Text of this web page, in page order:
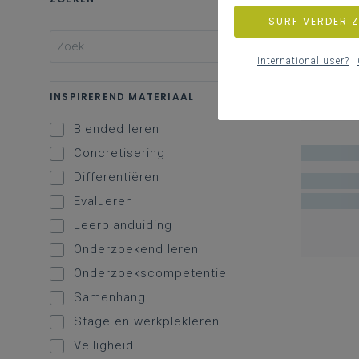
INSPIREREND MATERIAAL
Blended leren
Concretisering
Differentiëren
Evalueren
Leerplanduiding
Onderzoekend leren
Onderzoekscompetentie
Samenhang
Stage en werkplekleren
Veiligheid
SURF VERDER
International user?